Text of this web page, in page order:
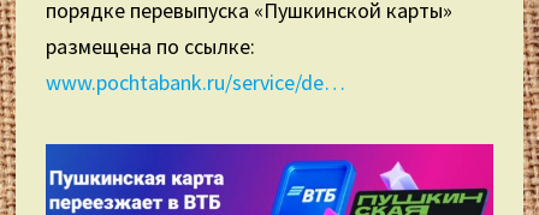
порядке перевыпуска «Пушкинской карты»
размещена по ссылке:
www.pochtabank.ru/service/de…